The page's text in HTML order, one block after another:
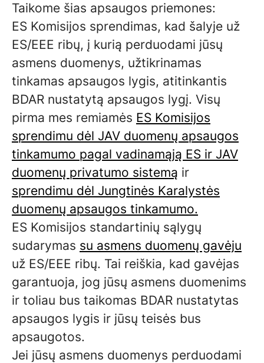
Taikome šias apsaugos priemones:
ES Komisijos sprendimas, kad šalyje už
ES/EEE ribų, į kurią perduodami jūsų
asmens duomenys, užtikrinamas
tinkamas apsaugos lygis, atitinkantis
BDAR nustatytą apsaugos lygį. Visų
pirma mes remiamės ES Komisijos
sprendimu dėl JAV duomenų apsaugos
tinkamumo pagal vadinamąją ES ir JAV
duomenų privatumo sistemą ir
sprendimu dėl Jungtinės Karalystės
duomenų apsaugos tinkamumo.
ES Komisijos standartinių sąlygų
sudarymas su asmens duomenų gavėju
už ES/EEE ribų. Tai reiškia, kad gavėjas
garantuoja, jog jūsų asmens duomenims
ir toliau bus taikomas BDAR nustatytas
apsaugos lygis ir jūsų teisės bus
apsaugotos.
Jei jūsų asmens duomenys perduodami